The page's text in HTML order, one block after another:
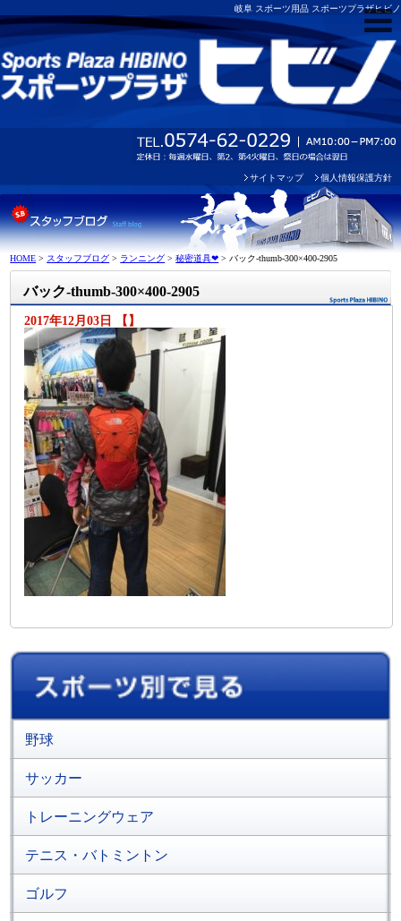
岐阜 スポーツ用品 スポーツプラザヒビノ
サイトマップ 個人情報保護方針
HOME > スタッフブログ > ランニング >秘密道具❤ > バック-thumb-300×400-2905
バック-thumb-300×400-2905
2017年12月03日 【】
野球
サッカー
トレーニングウェア
テニス・バトミントン
ゴルフ